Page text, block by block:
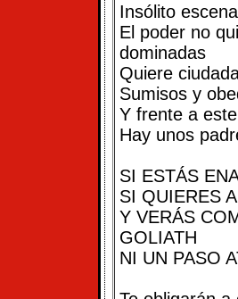
Insólito
El poder no
dominadas
Quiere
Sumisos y
Y frente a
Hay unos
SI ESTÁS
SI QUIERES
Y VERÁS
GOLIATH
NI UN PASO